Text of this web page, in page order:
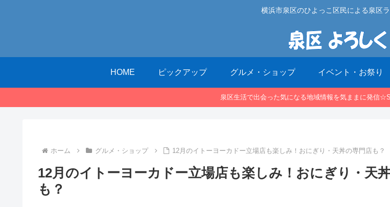
横浜市泉区のひよっこ区民による泉区
HOME ピックアップ グルメ・ショップ イベント・お祭り
泉区生活で出会った気になる地域情報を気ままに発信
ホーム グルメ・ショップ 12月のイトーヨーカドー立場店も楽しみ！おにぎり・天丼の専門店も？
12月のイトーヨーカドー立場店も楽しみ！おにぎり・天
も？